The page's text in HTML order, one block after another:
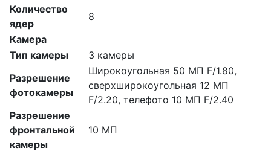
Количество
ядер
8
Камера
Тип камеры
3 камеры
Разрешение
фотокамеры
Широкоугольная 50 МП F/1.80,
сверхширокоугольная 12 МП
F/2.20, телефото 10 МП F/2.40
Разрешение
фронтальной
камеры
10 МП